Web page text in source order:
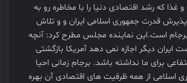
که رشد اقتصادی دنیا را با مخاطره رو به
پذیرش قدرت جمهوری اسلامی ایران و و تلاش
است.این نماینده مجلس مطرح کرد: آنچه
ایران دیگر اجازه نمی دهد آمریکا بازگشتی
برای ما نداشته باشد. برجام زمانی احیا
اسلامی از همه ظرفیت های اقتصادی آن بهره